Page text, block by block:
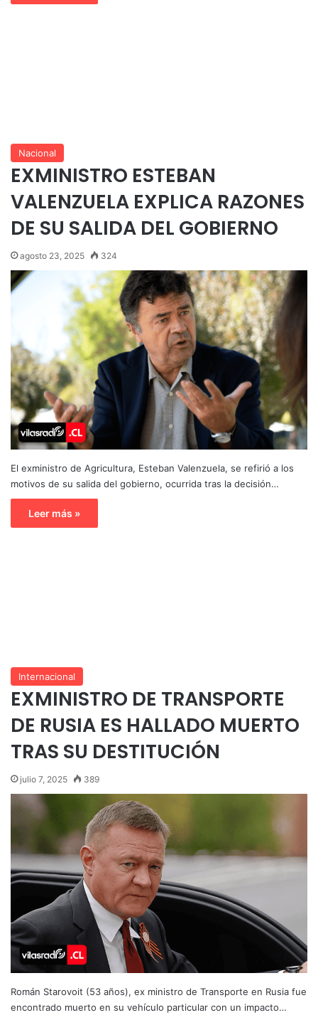
Nacional
EXMINISTRO ESTEBAN
VALENZUELA EXPLICA RAZONES
DE SU SALIDA DEL GOBIERNO
agosto 23, 2025 324
El exministro de Agricultura, Esteban Valenzuela, se refirió a los
motivos de su salida del gobierno, ocurrida tras la decisión…
Leer más »
Internacional
EXMINISTRO DE TRANSPORTE
DE RUSIA ES HALLADO MUERTO
TRAS SU DESTITUCIÓN
julio 7, 2025 389
Román Starovoit (53 años), ex ministro de Transporte en Rusia fue
encontrado muerto en su vehículo particular con un impacto…